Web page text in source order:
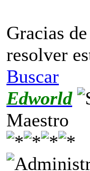
Gracias
resolver
Buscar
Edworld
Maestro